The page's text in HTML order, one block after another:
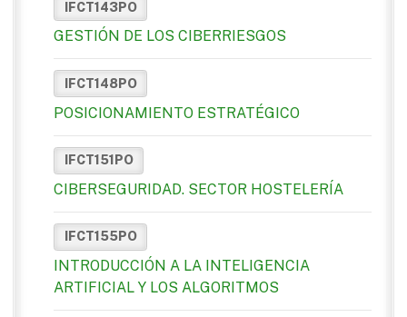
IFCT143PO
GESTIÓN DE LOS CIBERRIESGOS
IFCT148PO
POSICIONAMIENTO ESTRATÉGICO
IFCT151PO
CIBERSEGURIDAD. SECTOR HOSTELERÍA
IFCT155PO
INTRODUCCIÓN A LA INTELIGENCIA
ARTIFICIAL Y LOS ALGORITMOS